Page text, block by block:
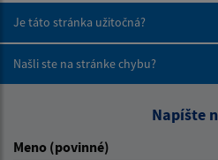
Je táto stránka užitočná?
Našli ste na stránke chybu?
Napíšte
Meno (povinné)